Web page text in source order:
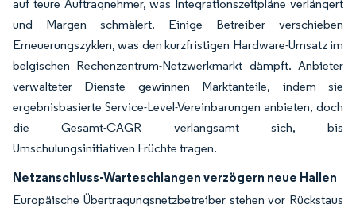
auf teure Auftragnehmer, was Integrationszeitpläne verlängert
und Margen schmälert. Einige Betreiber verschieben
Erneuerungszyklen, was den kurzfristigen Hardware-Umsatz im
belgischen Rechenzentrum-Netzwerkmarkt dämpft. Anbieter
verwalteter Dienste gewinnen Marktanteile, indem sie
ergebnisbasierte Service-Level-Vereinbarungen anbieten, doch
die Gesamt-CAGR verlangsamt sich, bis
Umschulungsinitiativen Früchte tragen.
Netzanschluss-Warteschlangen verzögern neue Hallen
Europäische Übertragungsnetzbetreiber stehen vor Rückstaus